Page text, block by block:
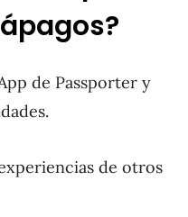
de Passporter y
de otros